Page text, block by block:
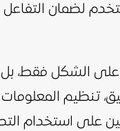
لضمان
على الشكل فقط،
تنظيم
على استخدام